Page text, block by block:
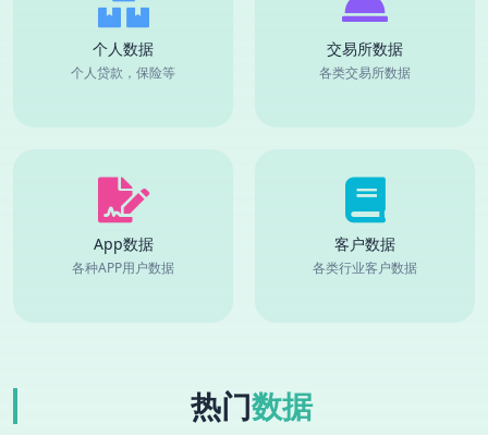
个人数据
个人贷款，保险等
交易所数据
各类交易所数据
App数据
各种APP用户数据
客户数据
各类行业客户数据
热门数据